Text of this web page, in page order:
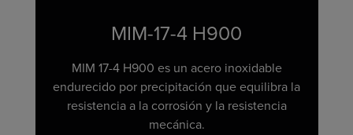
MIM-17-4 H900
MIM 17-4 H900 es un acero inoxidable
endurecido por precipitación que equilibra la
resistencia a la corrosión y la resistencia
mecánica.